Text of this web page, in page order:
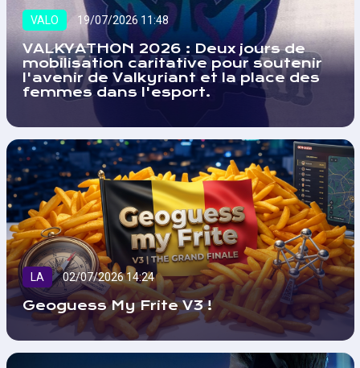
VALO 19/07/2026 11:48
VALKYATHON 2026 : Deux jours de
mobilisation caritative pour soutenir
l'avenir de Valkyriant et la place des
femmes dans l'esport.
LA 02/07/2026 14:24
Geoguess My Frite V3 !